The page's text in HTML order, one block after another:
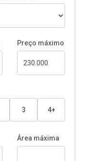
Preço máximo
3 4+
Área máxima